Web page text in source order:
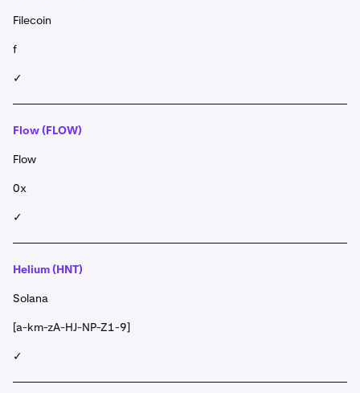
Filecoin
f
✓
Flow (FLOW)
Flow
0x
✓
Helium (HNT)
Solana
[a-km-zA-HJ-NP-Z1-9]
✓